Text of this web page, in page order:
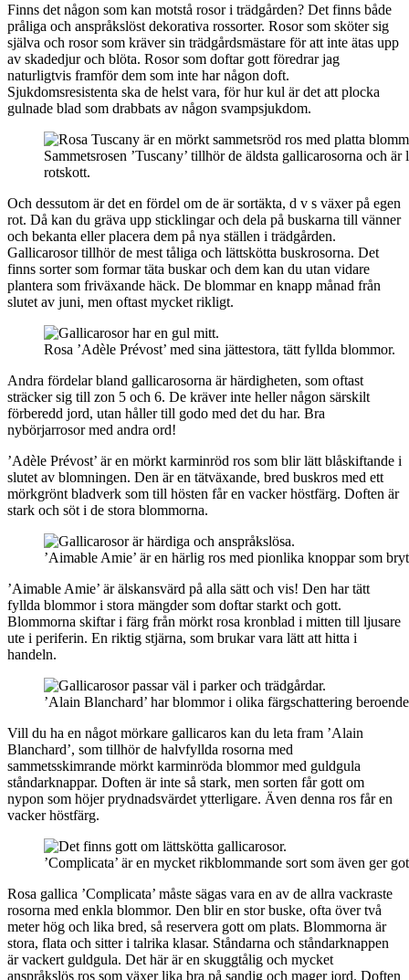
Finns det någon som kan motstå rosor i trädgården? Det finns både
pråliga och anspråkslöst dekorativa rossorter. Rosor som sköter sig
själva och rosor som kräver sin trädgårdsmästare för att inte ätas upp
av skadedjur och blöta. Rosor som doftar gott föredrar jag
naturligtvis framför dem som inte har någon doft.
Sjukdomsresistenta ska de helst vara, för hur kul är det att plocka
gulnade blad som drabbats av någon svampsjukdom.
Sammetsrosen ’Tuscany’ tillhör de äldsta gallicarosorna och
rotskott.
Och dessutom är det en fördel om de är sortäkta, d v s växer på egen
rot. Då kan du gräva upp sticklingar och dela på buskarna till vänner
och bekanta eller placera dem på nya ställen i trädgården.
Gallicarosor tillhör de mest tåliga och lättskötta buskrosorna. Det
finns sorter som formar täta buskar och dem kan du utan vidare
plantera som friväxande häck. De blommar en knapp månad från
slutet av juni, men oftast mycket rikligt.
Rosa ’Adèle Prévost’ med sina jättestora, tätt fyllda blommor.
Andra fördelar bland gallicarosorna är härdigheten, som oftast
sträcker sig till zon 5 och 6. De kräver inte heller någon särskilt
förberedd jord, utan håller till godo med det du har. Bra
nybörjarrosor med andra ord!
’Adèle Prévost’ är en mörkt karminröd ros som blir lätt blåskiftande i
slutet av blomningen. Den är en tätväxande, bred buskros med ett
mörkgrönt bladverk som till hösten får en vacker höstfärg. Doften är
stark och söt i de stora blommorna.
’Aimable Amie’ är en härlig ros med pionlika knoppar som
’Aimable Amie’ är älskansvärd på alla sätt och vis! Den har tätt
fyllda blommor i stora mängder som doftar starkt och gott.
Blommorna skiftar i färg från mörkt rosa kronblad i mitten till ljusare
ute i periferin. En riktig stjärna, som brukar vara lätt att hitta i
handeln.
’Alain Blanchard’ har blommor i olika färgschattering
Vill du ha en något mörkare gallicaros kan du leta fram ’Alain
Blanchard’, som tillhör de halvfyllda rosorna med
sammetsskimrande mörkt karminröda blommor med guldgula
ståndarknappar. Doften är inte så stark, men sorten får gott om
nypon som höjer prydnadsvärdet ytterligare. Även denna ros får en
vacker höstfärg.
’Complicata’ är en mycket rikblommande sort som även ger
Rosa gallica ’Complicata’ måste sägas vara en av de allra vackraste
rosorna med enkla blommor. Den blir en stor buske, ofta över två
meter hög och lika bred, så reservera gott om plats. Blommorna är
stora, flata och sitter i talrika klasar. Ståndarna och ståndarknappen
är vackert guldgula. Det här är en skuggtålig och mycket
anspråkslös ros som växer lika bra på sandig och mager jord. Doften